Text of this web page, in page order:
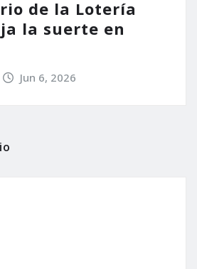
de la Lotería
la suerte en
Jun 6, 2026